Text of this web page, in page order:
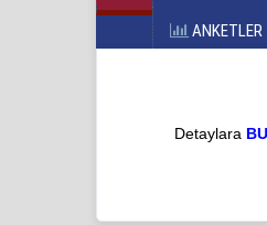
ANKETLER
Detaylara